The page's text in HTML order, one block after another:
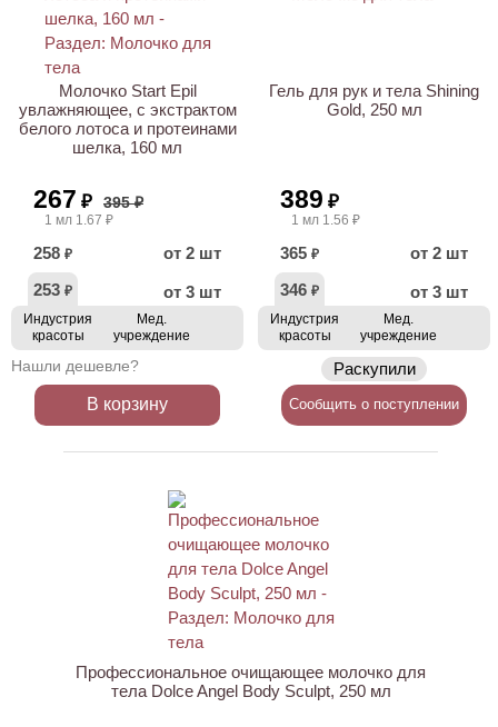
Молочко Start Epil
увлажняющее, с экстрактом
белого лотоса и протеинами
шелка, 160 мл
267 ₽ 395 ₽
1 мл 1.67 ₽
258 ₽
от 2 шт
253 ₽ от 3 шт
Индустрия
красоты
Мед.
учреждение
Нашли дешевле?
В корзину
Гель для рук и тела Shining
Gold, 250 мл
389 ₽
1 мл 1.56 ₽
365 ₽
от 2 шт
346 ₽ от 3 шт
Индустрия
красоты
Мед.
учреждение
Раскупили
Сообщить о поступлении
Профессиональное очищающее молочко для
тела Dolce Angel Body Sculpt, 250 мл